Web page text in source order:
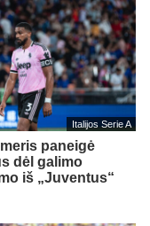
Italijos Serie A
paneigė
dėl galimo
iš „Juventus“